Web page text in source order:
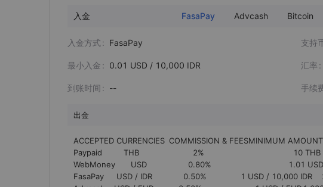
入金 FasaPay Advcash Bitcoin
入金方式 FasaPay 支持
最小入金 0.01 USD / 10,000 IDR 汇率
到账时间 -- 手续
出金
ACCEPTED CURRENCIES	COMMISSION & FEESMINIMUM AMOUNTMAXIMUMAMOUNT
Paypaid	     THB	                  2%	                                    10 THB	10,000,000 THB
WebMoney	USD          	0.80%	                          1.01 USD	1,000,000 USD
FasaPay	  USD / IDR	      0.50%	      1 USD / 10,000 IDR	25,000 USD / 250,000,000 IDR